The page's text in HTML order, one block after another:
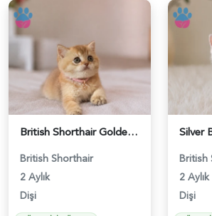
British Shorthair Golden Muhteşem Yavrumuz - 5226
British Shorthair
2 Aylık
Dişi
British
2 Aylık
Dişi